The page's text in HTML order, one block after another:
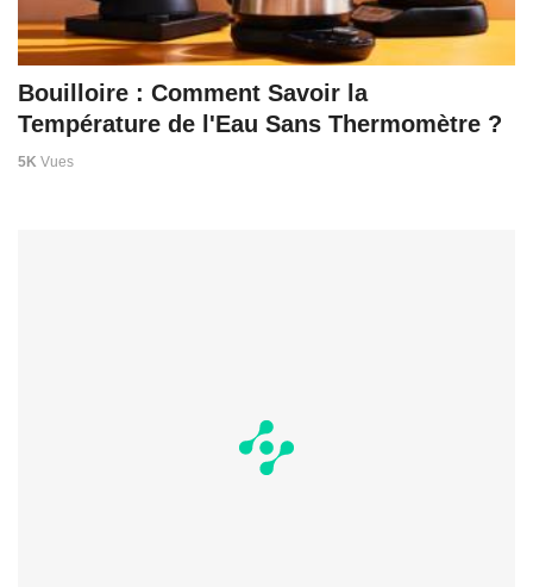
Bouilloire : Comment Savoir la
Température de l'Eau Sans Thermomètre ?
5K Vues